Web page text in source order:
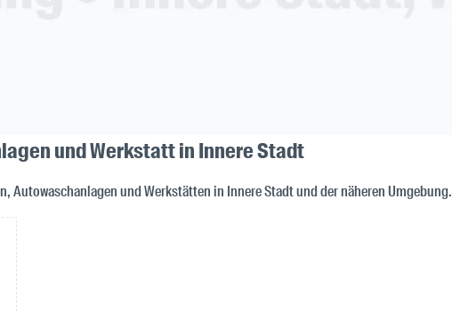
und Werkstatt in Innere Stadt
Autowaschanlagen und Werkstätten in Innere Stadt und der näheren Umgebung.